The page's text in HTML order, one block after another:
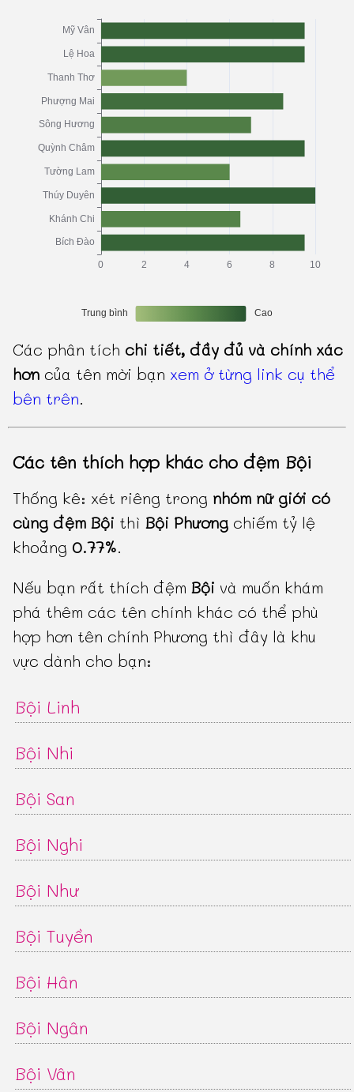
Các phân tích chi tiết, đầy đủ và chính xác
hơn của tên mời bạn xem ở từng link cụ thể
bên trên.
Các tên thích hợp khác cho đệm Bội
Thống kê: xét riêng trong nhóm nữ giới có
cùng đệm Bội thìBội Phương chiếm tỷ lệ
khoảng0.77%.
Nếu bạn rất thích đệmBội và muốn khám
phá thêm các tên chính khác có thể phù
hợp hơn tên chính Phương thì đây là khu
vực dành cho bạn:
Bội Linh
Bội Nhi
Bội San
Bội Nghi
Bội Như
Bội Tuyền
Bội Hân
Bội Ngân
Bội Vân